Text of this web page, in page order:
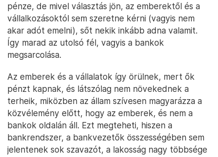
pénze, de mivel választás jön, az emberektől és a
vállalkozásoktól sem szeretne kérni (vagyis nem
akar adót emelni), sőt nekik inkább adna valamit.
Így marad az utolsó fél, vagyis a bankok
megsarcolása.
Az emberek és a vállalatok így örülnek, mert ők
pénzt kapnak, és látszólag nem növekednek a
terheik, miközben az állam szívesen magyarázza a
közvélemény előtt, hogy az emberek, és nem a
bankok oldalán áll. Ezt megteheti, hiszen a
bankrendszer, a bankvezetők összességében sem
jelentenek sok szavazót, a lakosság nagy többsége